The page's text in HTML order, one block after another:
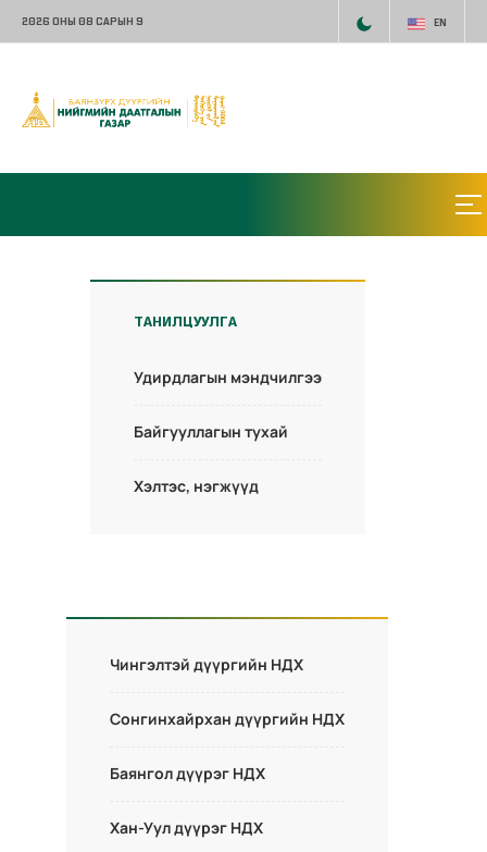
2026 ОНЫ 08 САРЫН 9 EN
ТАНИЛЦУУЛГА
Удирдлагын мэндчилгээ
Байгууллагын тухай
Хэлтэс, нэгжүүд
Чингэлтэй дүүргийн НДХ
Сонгинхайрхан дүүргийн НДХ
Баянгол дүүрэг НДХ
Хан-Уул дүүрэг НДХ